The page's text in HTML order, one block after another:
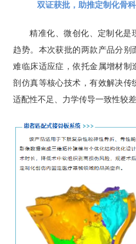
双证获批，助推定制化骨
精准化、微创化、定制化是
趋势。本次获批的两款产品分
难临床适应症，依托金属增材
剖仿真等核心技术，有效解决传
适配性不足、力学传导一致性较